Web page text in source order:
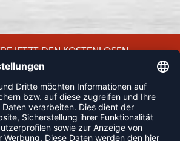
JETZT DEN KOSTENLOSEN
NEWSLETTER UND VERPASSE KEINE
JETZT ANMELDEN